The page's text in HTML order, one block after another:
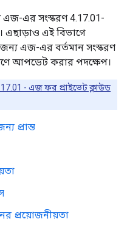
এজ-এর সংস্করণ 4.17.01-
এছাড়াও এই বিভাগে
জন্য এজ-এর বর্তমান সংস্করণ
আপডেট করার পদক্ষেপ।
- এজ ফর প্রাইভেট ক্লাউড
প্রান্ত
প্রয়োজনীয়তা